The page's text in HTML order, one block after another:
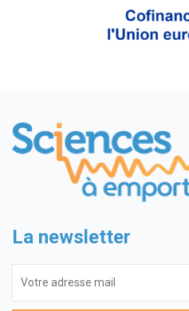
La newsletter